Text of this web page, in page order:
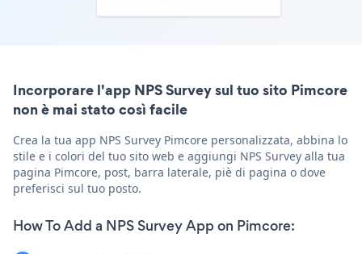
Incorporare l'app NPS Survey sul tuo sito Pimcore
non è mai stato così facile
Crea la tua app NPS Survey Pimcore personalizzata, abbina lo
stile e i colori del tuo sito web e aggiungi NPS Survey alla tua
pagina Pimcore, post, barra laterale, piè di pagina o dove
preferisci sul tuo posto.
How To Add a NPS Survey App on Pimcore: